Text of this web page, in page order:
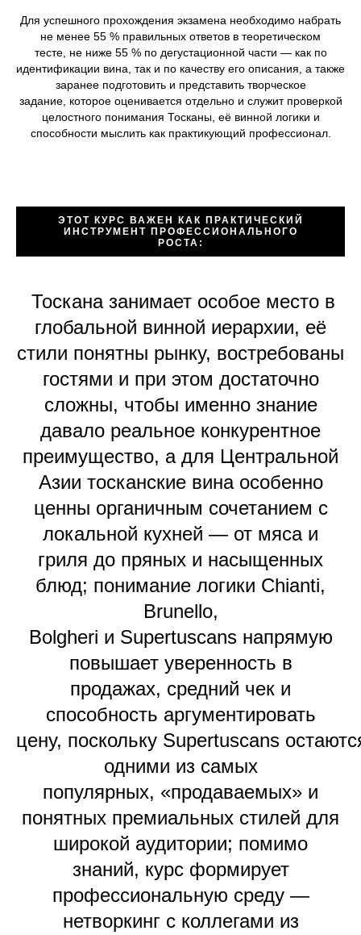
Для успешного прохождения экзамена необходимо набрать
не менее 55 % правильных ответов в теоретическом
тесте, не ниже 55 % по дегустационной части — как по
идентификации вина, так и по качеству его описания, а также
заранее подготовить и представить творческое
задание, которое оценивается отдельно и служит проверкой
целостного понимания Тосканы, её винной логики и
способности мыслить как практикующий профессионал.
ЭТОТ КУРС ВАЖЕН КАК ПРАКТИЧЕСКИЙ
ИНСТРУМЕНТ ПРОФЕССИОНАЛЬНОГО
РОСТА:
Тоскана занимает особое место в
глобальной винной иерархии, её
стили понятны рынку, востребованы
гостями и при этом достаточно
сложны, чтобы именно знание
давало реальное конкурентное
преимущество, а для Центральной
Азии тосканские вина особенно
ценны органичным сочетанием с
локальной кухней — от мяса и
гриля до пряных и насыщенных
блюд; понимание логики Chianti,
Brunello,
Bolgheri и Supertuscans напрямую
повышает уверенность в
продажах, средний чек и
способность аргументировать
цену, поскольку Supertuscans
одними из самых
популярных, «продаваемых» и
понятных премиальных стилей для
широкой аудитории; помимо
знаний, курс формирует
профессиональную среду —
нетворкинг с коллегами из